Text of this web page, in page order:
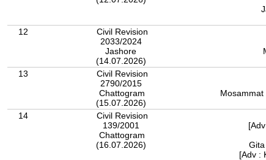
12
Civil Revision
2033/2024
Jashore
(14.07.2026)
13
Civil Revision
2790/2015
Chattogram
(15.07.2026)
14
Civil Revision
139/2001
Chattogram
(16.07.2026)
[Adv :